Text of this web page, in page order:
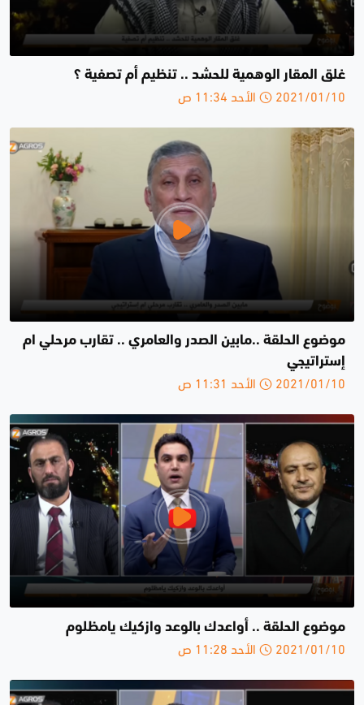
غلق المقار الوهمية للحشد .. تنظيم أم تصفية ؟
2021/01/10 الأحد 11:34 ص
موضوع الحلقة ..مابين الصدر والعامري .. تقارب مرحلي ام
إستراتيجي
2021/01/10 الأحد 11:31 ص
موضوع الحلقة .. أواعدك بالوعد وازكيك يامظلوم
2021/01/10 الأحد 11:28 ص